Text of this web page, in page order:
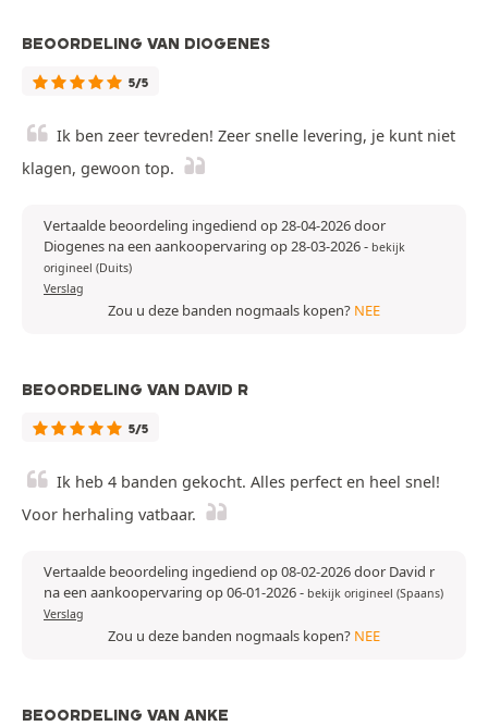
BEOORDELING VAN DIOGENES
5/5
Ik ben zeer tevreden! Zeer snelle levering, je kunt niet
klagen, gewoon top.
Vertaalde beoordeling ingediend op 28-04-2026 door
Diogenes na een aankoopervaring op 28-03-2026- bekijk
origineel (Duits)
Verslag
Zou u deze banden nogmaals kopen? NEE
BEOORDELING VAN DAVID R
5/5
Ik heb 4 banden gekocht. Alles perfect en heel snel!
Voor herhaling vatbaar.
Vertaalde beoordeling ingediend op 08-02-2026 door David r
na een aankoopervaring op 06-01-2026- bekijk origineel (Spaans)
Verslag
Zou u deze banden nogmaals kopen? NEE
BEOORDELING VAN ANKE